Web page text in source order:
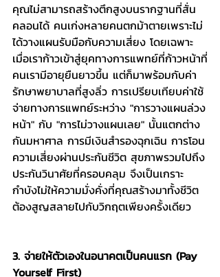
คุณไม่สามารถสร้างตึกสูงบนรากฐานที่สั่น
คลอนได้ คนเก่งหลายคนตกม้าตายเพราะไม่
ได้วางแผนรับมือกับความเสี่ยง โดยเฉพาะ
เมื่อเราก้าวเข้าสู่ยุคทางการแพทย์ที่ก้าวหน้าที่
คนเรามีอายุยืนยาวขึ้น แต่ก็มาพร้อมกับค่า
รักษาพยาบาลที่สูงลิ่ว การเปรียบเทียบค่าใช้
จ่ายทางการแพทย์ระหว่าง "การวางแผนล่วง
หน้า" กับ "การไม่วางแผนเลย" นั้นแตกต่าง
กันมหาศาล การมีเงินสำรองฉุกเฉิน การโอน
ความเสี่ยงผ่านประกันชีวิต สุขภาพรวมไปถึง
ประกันวินาศัยที่ครอบคลุม จึงเป็นเกราะ
กำบังไม่ให้ความมั่งคั่งที่คุณสร้างมาทั้งชีวิต
ต้องสูญสลายไปกับวิกฤตเพียงครั้งเดียว
3. จ่ายให้ตัวเองในอนาคตเป็นคนแรก (Pay
Yourself First)